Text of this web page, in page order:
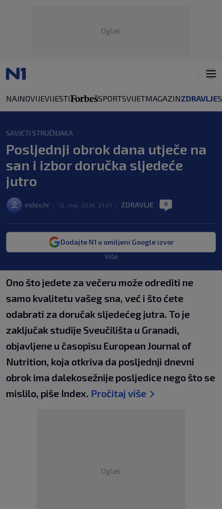
Oglas
NAJNOVIJEVIJESTI SPORTSVIJETMAGAZINZDRAVLJE
SAVJETI STRUČNJAKA
Posljednji obrok dana utječe na
san i izbor doručka sljedeće
jutro
index.hr 12. maj. 2026. 21:01 ZDRAVLJE 0
Dodajte N1 u omiljeni Google izvor
Više
Ono što jedete za večeru može odrediti ne
samo kvalitetu vašeg sna, već i što ćete
odabrati za doručak sljedećeg jutra. To je
zaključak studije Sveučilišta u Granadi,
objavljene u časopisu European Journal of
Nutrition, koja otkriva da posljednji dnevni
obrok ima dalekosežnije posljedice nego što se
mislilo, piše Index. Pročitaj više
Oglas